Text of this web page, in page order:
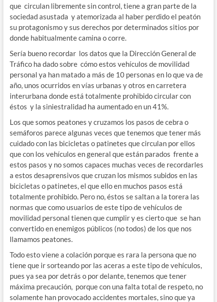
que circulan libremente sin control, tiene a gran parte de la
sociedad asustada y atemorizada al haber perdido el peatón
su protagonismo y sus derechos por determinados sitios por
donde habitualmente camina o corre.
Sería bueno recordar los datos que la Dirección General de
Tráfico ha dado sobre cómo estos vehículos de movilidad
personal ya han matado a más de 10 personas en lo que va de
año, unos ocurridos en vías urbanas y otros en carretera
interurbana donde está totalmente prohibido circular con
éstos y la siniestralidad ha aumentado en un 41%.
Los que somos peatones y cruzamos los pasos de cebra o
semáforos parece algunas veces que tenemos que tener más
cuidado con las bicicletas o patinetes que circulan por ellos
que con los vehículos en general que están parados frente a
estos pasos y no somos capaces muchas veces de recordarles
a estos desaprensivos que cruzan los mismos subidos en las
bicicletas o patinetes, el que ello en muchos pasos está
totalmente prohibido. Pero no, éstos se saltan a la torera las
normas que como usuarios de este tipo de vehículos de
movilidad personal tienen que cumplir y es cierto que se han
convertido en enemigos públicos (no todos) de los que nos
llamamos peatones.
Todo esto viene a colación porque es rara la persona que no
tiene que ir sorteando por las aceras a este tipo de vehículos,
pues ya sea por detrás o por delante, tenemos que tener
máxima precaución, porque con una falta total de respeto, no
solamente han provocado accidentes mortales, sino que ya